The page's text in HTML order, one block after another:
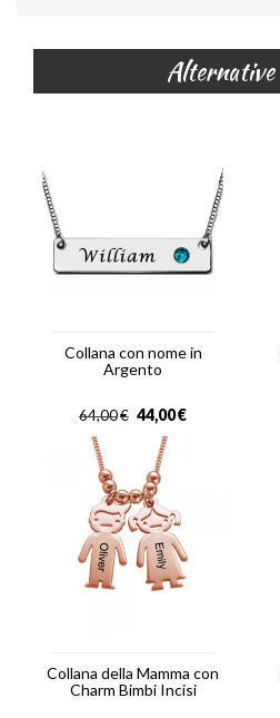
Collana con nome in
Argento
€
64,00 €
44,00
Collana della Mamma con
Charm Bimbi Incisi